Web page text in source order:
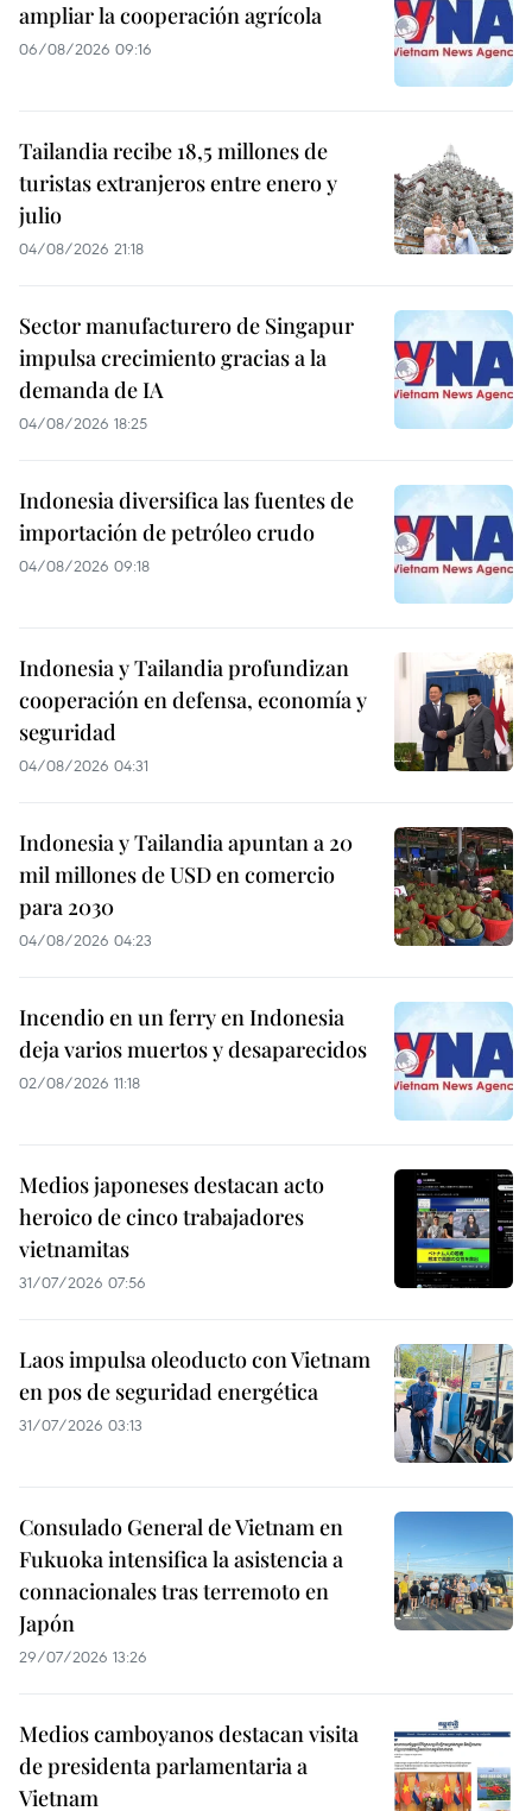
ampliar la cooperación agrícola
06/08/2026 09:16
Tailandia recibe 18,5 millones de
turistas extranjeros entre enero y
julio
04/08/2026 21:18
Sector manufacturero de Singapur
impulsa crecimiento gracias a la
demanda de IA
04/08/2026 18:25
Indonesia diversifica las fuentes de
importación de petróleo crudo
04/08/2026 09:18
Indonesia y Tailandia profundizan
cooperación en defensa, economía y
seguridad
04/08/2026 04:31
Indonesia y Tailandia apuntan a 20
mil millones de USD en comercio
para 2030
04/08/2026 04:23
Incendio en un ferry en Indonesia
deja varios muertos y desaparecidos
02/08/2026 11:18
Medios japoneses destacan acto
heroico de cinco trabajadores
vietnamitas
31/07/2026 07:56
Laos impulsa oleoducto con Vietnam
en pos de seguridad energética
31/07/2026 03:13
Consulado General de Vietnam en
Fukuoka intensifica la asistencia a
connacionales tras terremoto en
Japón
29/07/2026 13:26
Medios camboyanos destacan visita
de presidenta parlamentaria a
Vietnam